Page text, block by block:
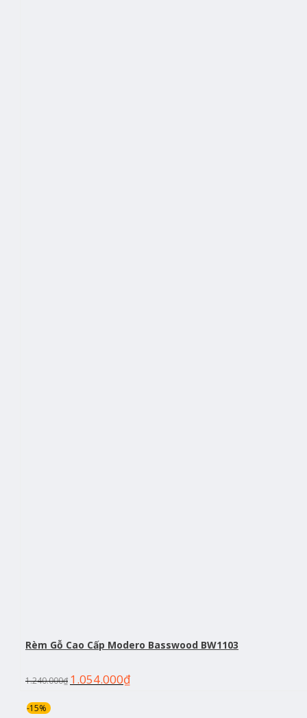
Rèm Gỗ Cao Cấp Modero Basswood BW1103
1.240.000₫ 1.054.000₫
-15%